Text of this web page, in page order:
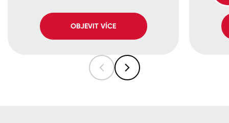
OBJEVIT VÍCE